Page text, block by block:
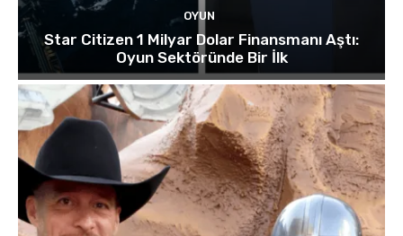
OYUN
Star Citizen 1 Milyar Dolar Finansmanı Aştı:
Oyun Sektöründe Bir İlk